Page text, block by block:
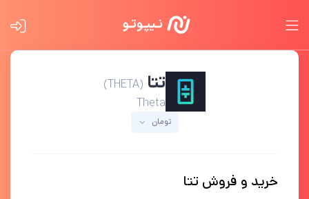
تتا (THETA)
Theta
تومان
خرید و فروش تتا